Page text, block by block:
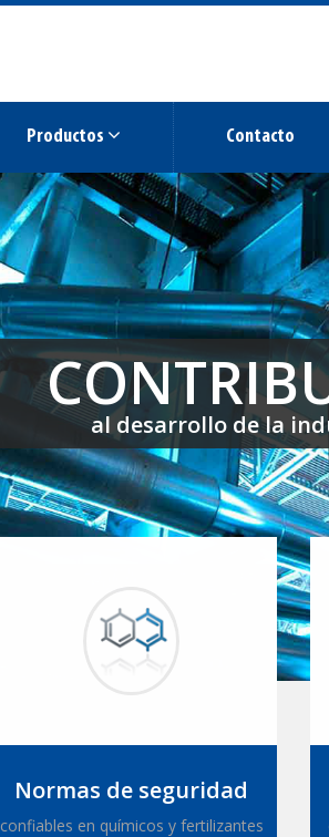
Productos Contacto
al desarrollo de la
al desarrollo de la
al desarrollo de la
Normas de seguridad
confiables en químicos y fertilizantes